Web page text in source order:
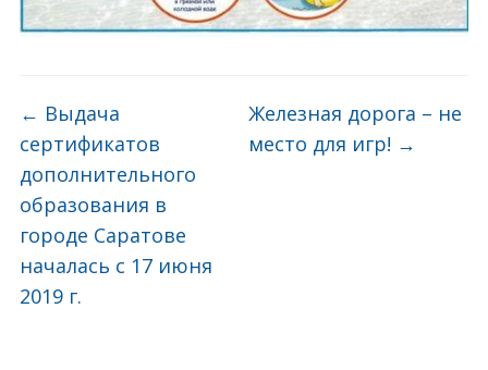
← Выдача
сертификатов
дополнительного
образования в
городе Саратове
началась с 17 июня
2019 г.
Железная дорога – не
место для игр! →